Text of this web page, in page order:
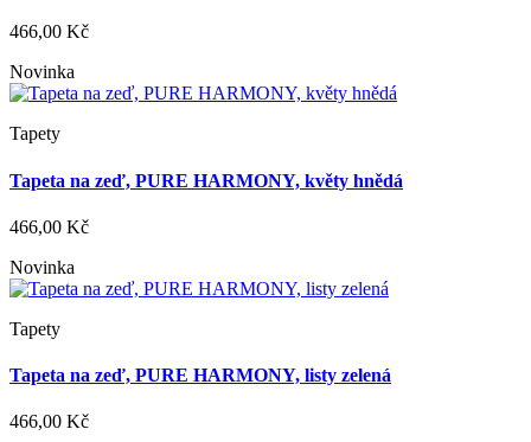
466,00 Kč
Novinka
Tapety
Tapeta na zeď, PURE HARMONY, květy hnědá
466,00 Kč
Novinka
Tapety
Tapeta na zeď, PURE HARMONY, listy zelená
466,00 Kč